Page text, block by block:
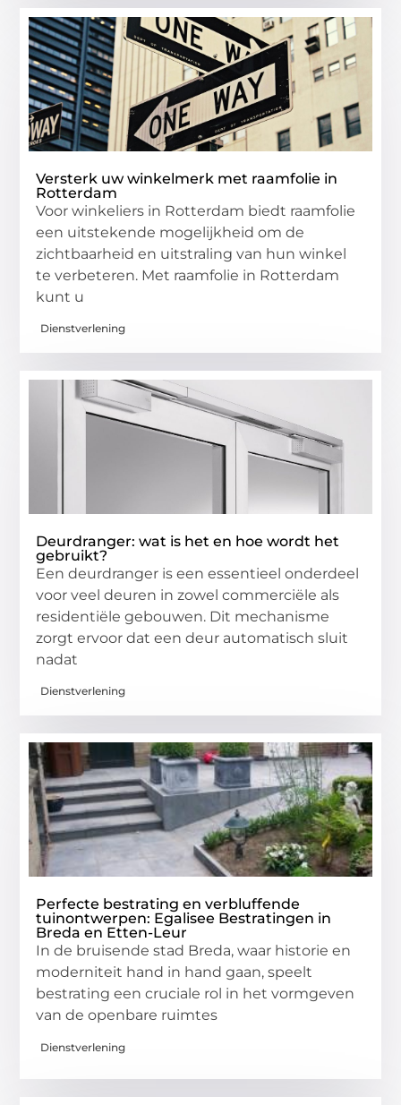
Versterk uw winkelmerk met raamfolie in
Rotterdam
Voor winkeliers in Rotterdam biedt raamfolie
een uitstekende mogelijkheid om de
zichtbaarheid en uitstraling van hun winkel
te verbeteren. Met raamfolie in Rotterdam
kunt u
Dienstverlening
Deurdranger: wat is het en hoe wordt het
gebruikt?
Een deurdranger is een essentieel onderdeel
voor veel deuren in zowel commerciële als
residentiële gebouwen. Dit mechanisme
zorgt ervoor dat een deur automatisch sluit
nadat
Dienstverlening
Perfecte bestrating en verbluffende
tuinontwerpen: Egalisee Bestratingen in
Breda en Etten-Leur
In de bruisende stad Breda, waar historie en
moderniteit hand in hand gaan, speelt
bestrating een cruciale rol in het vormgeven
van de openbare ruimtes
Dienstverlening